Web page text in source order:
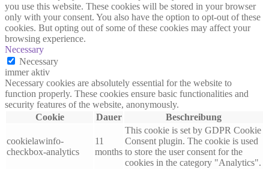
you use this website. These cookies will be stored in your browser
only with your consent. You also have the option to opt-out of these
cookies. But opting out of some of these cookies may affect your
browsing experience.
Necessary
Necessary
immer aktiv
Necessary cookies are absolutely essential for the website to
function properly. These cookies ensure basic functionalities and
security features of the website, anonymously.
Cookie
Dauer Beschreibung
cookielawinfo-
checkbox-analytics
11
months
This cookie is set by GDPR Cookie
Consent plugin. The cookie is used
to store the user consent for the
cookies in the category "Analytics".